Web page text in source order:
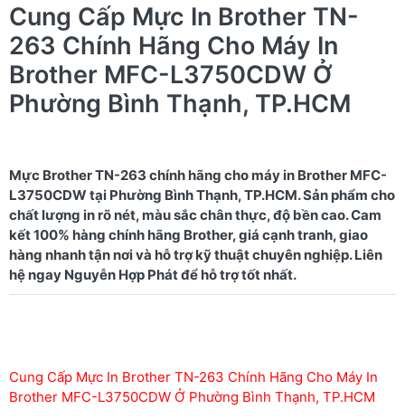
Cung Cấp Mực In Brother TN-
263 Chính Hãng Cho Máy In
Brother MFC-L3750CDW Ở
Phường Bình Thạnh, TP.HCM
Mực Brother TN-263 chính hãng cho máy in Brother MFC-
L3750CDW tại Phường Bình Thạnh, TP.HCM. Sản phẩm cho
chất lượng in rõ nét, màu sắc chân thực, độ bền cao. Cam
kết 100% hàng chính hãng Brother, giá cạnh tranh, giao
hàng nhanh tận nơi và hỗ trợ kỹ thuật chuyên nghiệp. Liên
Cung Cấp Mực In Brother TN-263 Chính Hãng Cho Máy In
Brother MFC-L3750CDW Ở Phường Bình Thạnh, TP.HCM